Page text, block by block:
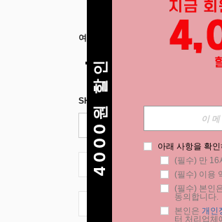
여기에서 저희를 찾아주세요
SHEIN STYLE NEWS에 등록하세요.
KR + 82
4000원 할인
아래 사항을 확
(필수) 만 16
(필수) 이용
(필수) 본인
동의합니다.
본인은 개인
터 처리업체